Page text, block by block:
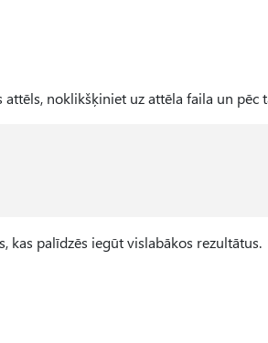
attēls, noklikšķiniet uz attēla faila un
kas palīdzēs iegūt vislabākos rezultātus.